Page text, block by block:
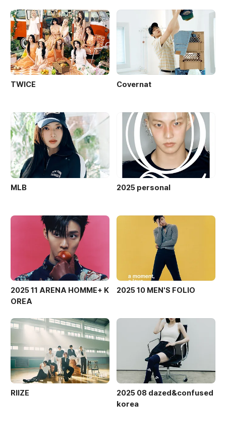
TWICE Covernat
MLB 2025 personal
2025 11 ARENA HOMME+ K
OREA
2025 10 MEN'S FOLIO
RIIZE
2025 08 dazed&confused
korea